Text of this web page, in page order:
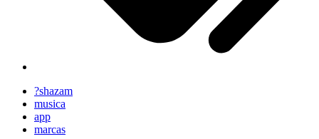
?shazam
musica
app
marcas